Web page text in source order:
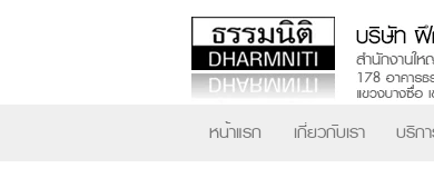
หน้าแรก เกี่ยวกับเรา บริก